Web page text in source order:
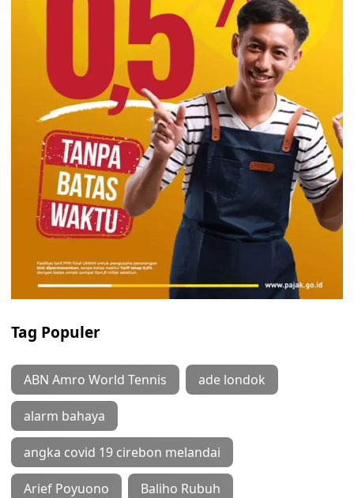
Tag Populer
ABN Amro World Tennis ade londok
alarm bahaya
angka covid 19 cirebon melandai
Arief Poyuono Baliho Rubuh